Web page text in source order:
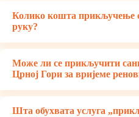
Колико кошта прикључење
руку?
Може ли се прикључити
Црној Гори за вријеме
Шта обухвата услуга